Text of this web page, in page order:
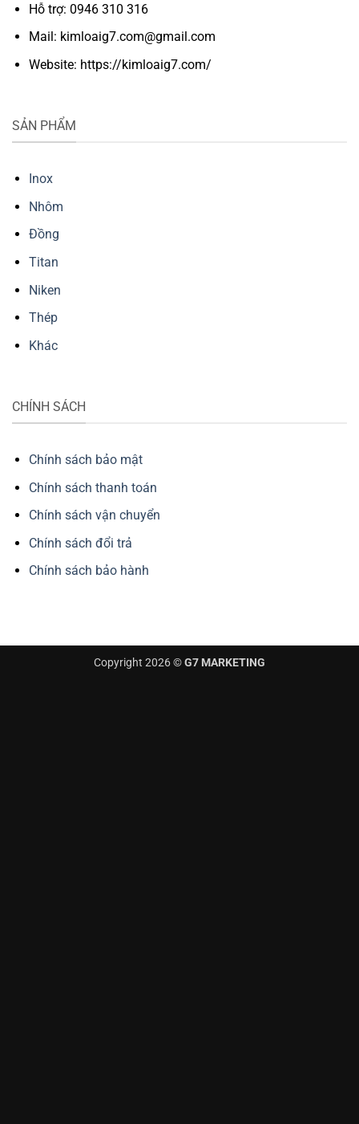
Hỗ trợ: 0946 310 316
Mail: kimloaig7.com@gmail.com
Website: https://kimloaig7.com/
SẢN PHẨM
Inox
Nhôm
Đồng
Titan
Niken
Thép
Khác
CHÍNH SÁCH
Chính sách bảo mật
Chính sách thanh toán
Chính sách vận chuyển
Chính sách đổi trả
Chính sách bảo hành
Copyright 2026 ©G7 MARKETING